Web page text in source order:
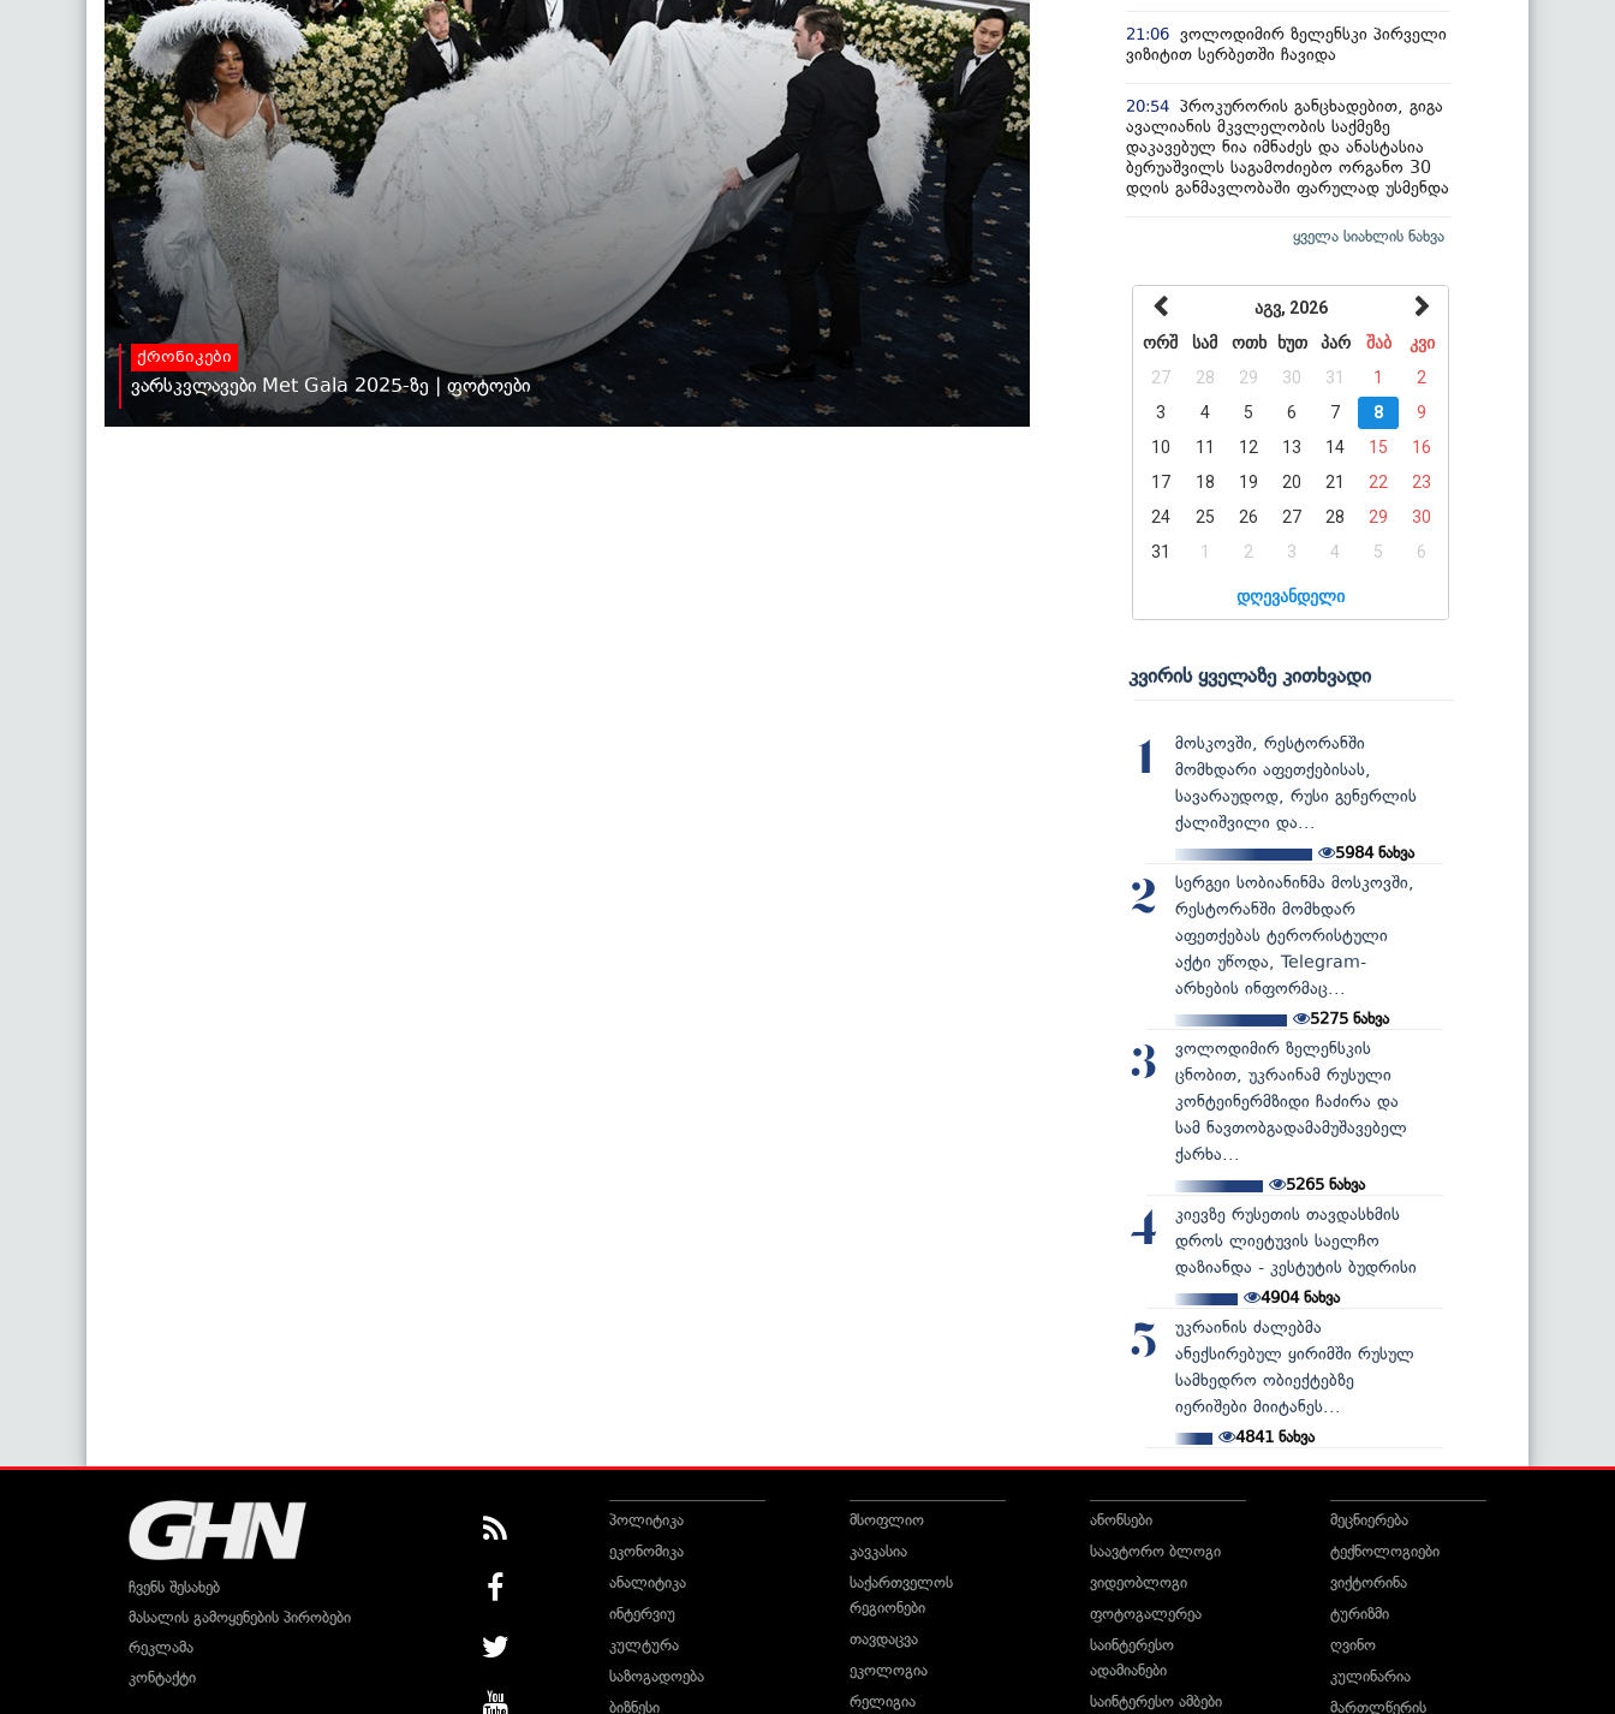
ქრონიკები
ვარსკვლავები Met Gala 2025-ზე | ფოტოები
21:06 ვოლოდიმირ ზელენსკი პირველი
ვიზიტით სერბეთში ჩავიდა
20:54 პროკურორის განცხადებით, გიგა
ავალიანის მკვლელობის საქმეზე
დაკავებულ ნია იმნაძეს და ანასტასია
ბერუაშვილს საგამოძიებო ორგანო 30
დღის განმავლობაში ფარულად უსმენდა
ყველა სიახლის ნახვა
აგვ, 2026
ორშ
სამ ოთხ ხუთ პარ შაბ
კვი
27
28 29 30 31 1
2
3
4 5 6 7 8
9
10
11 12 13 14 15
16
17
18 19 20 21 22
23
24
25 26 27 28 29
30
31
1 2 3 4 5 6
დღევანდელი
კვირის ყველაზე კითხვადი
1
მოსკოვში, რესტორანში
მომხდარი აფეთქებისას,
სავარაუდოდ, რუსი გენერლის
ქალიშვილი და...
5984ნახვა
2
სერგეი სობიანინმა მოსკოვში,
რესტორანში მომხდარ
აფეთქებას ტერორისტული
აქტი უწოდა, Telegram-
არხების ინფორმაც...
5275 ნახვა
3
ვოლოდიმირ ზელენსკის
ცნობით, უკრაინამ რუსული
კონტეინერმზიდი ჩაძირა და
სამ ნავთობგადამამუშავებელ
ქარხა...
5265ნახვა
4
კიევზე რუსეთის თავდასხმის
დროს ლიეტუვის საელჩო
დაზიანდა - კესტუტის ბუდრისი
4904ნახვა
5
უკრაინის ძალებმა
ანექსირებულ ყირიმში რუსულ
სამხედრო ობიექტებზე
იერიშები მიიტანეს...
4841 ნახვა
ჩვენს შესახებ
მასალის გამოყენების პირობები
რეკლამა
კონტაქტი
პოლიტიკა
ეკონომიკა
ანალიტიკა
ინტერვიუ
კულტურა
საზოგადოება
ბიზნესი
მსოფლიო
კავკასია
საქართველოს
რეგიონები
თავდაცვა
ეკოლოგია
რელიგია
ანონსები
საავტორო ბლოგი
ვიდეობლოგი
ფოტოგალერეა
საინტერესო
ადამიანები
საინტერესო ამბები
მეცნიერება
ტექნოლოგიები
ვიქტორინა
ტურიზმი
ღვინო
კულინარია
მართლწერის